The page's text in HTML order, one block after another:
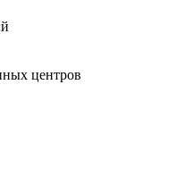
центров